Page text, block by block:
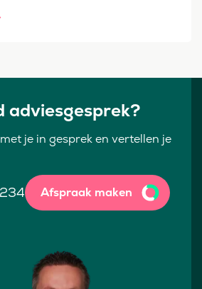
adviesgesprek?
je in gesprek en vertellen je
Afspraak maken